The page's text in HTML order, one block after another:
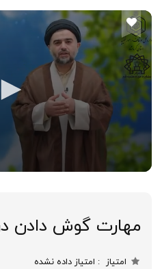
مهارت گوش دادن
امتیاز امتیاز داده نشده